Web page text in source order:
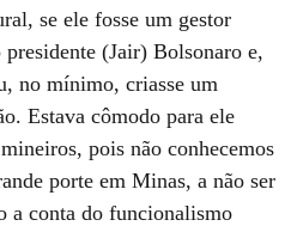
se ele fosse um gestor
(Jair) Bolsonaro e,
no mínimo, criasse um
Estava cômodo para ele
pois não conhecemos
porte em Minas, a não ser
a conta do funcionalismo